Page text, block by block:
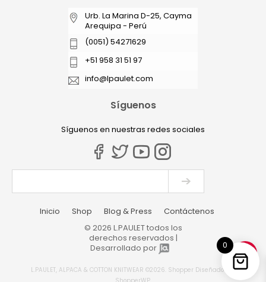
Urb. La Marina D-25, Cayma
Arequipa - Perú
(0051) 54271629
+51 958 31 51 97
info@lpaulet.com
Síguenos
Síguenos en nuestras redes sociales
© 2026 L.PAULET todos los
derechos reservados |
Desarrollado por
Inicio Shop Blog & Press Contáctenos
L.PAULET, ALPACA & COTTON KNITWEAR ©2026. Shopper Diseñado por
0